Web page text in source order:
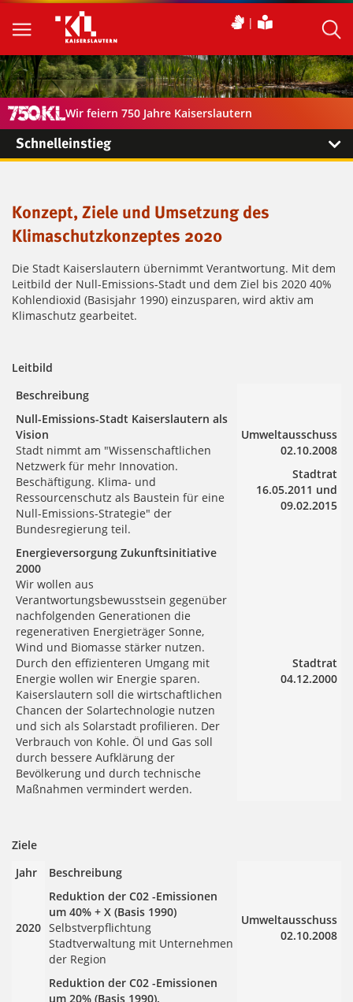
Wir feiern 750 Jahre Kaiserslautern
Schnelleinstieg
Konzept, Ziele und Umsetzung des
Klimaschutzkonzeptes 2020
Die Stadt Kaiserslautern übernimmt Verantwortung. Mit dem
Leitbild der Null-Emissions-Stadt und dem Ziel bis 2020 40%
Kohlendioxid (Basisjahr 1990) einzusparen, wird aktiv am
Klimaschutz gearbeitet.
Leitbild
Beschreibung
Null-Emissions-Stadt Kaiserslautern als
Vision
Stadt nimmt am "Wissenschaftlichen
Netzwerk für mehr Innovation.
Beschäftigung. Klima- und
Ressourcenschutz als Baustein für eine
Null-Emissions-Strategie" der
Bundesregierung teil.
Umweltausschuss
02.10.2008
Stadtrat
16.05.2011 und
09.02.2015
Energieversorgung Zukunftsinitiative
2000
Wir wollen aus
Verantwortungsbewusstsein gegenüber
nachfolgenden Generationen die
regenerativen Energieträger Sonne,
Wind und Biomasse stärker nutzen.
Durch den effizienteren Umgang mit
Energie wollen wir Energie sparen.
Kaiserslautern soll die wirtschaftlichen
Chancen der Solartechnologie nutzen
und sich als Solarstadt profilieren. Der
Verbrauch von Kohle. Öl und Gas soll
durch bessere Aufklärung der
Bevölkerung und durch technische
Maßnahmen vermindert werden.
Stadtrat
04.12.2000
Ziele
Jahr
Beschreibung
2020
Reduktion der C02 -Emissionen
um 40% + X (Basis 1990)
Selbstverpflichtung
Stadtverwaltung mit Unternehmen
der Region
Umweltausschuss
02.10.2008
Reduktion der C02 -Emissionen
um 20% (Basis 1990).